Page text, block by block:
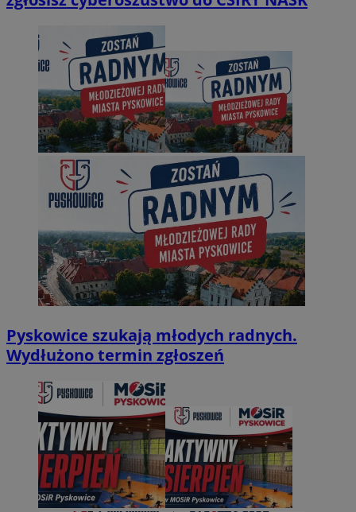
Pyskowice szukają młodych radnych.
Wydłużono termin zgłoszeń